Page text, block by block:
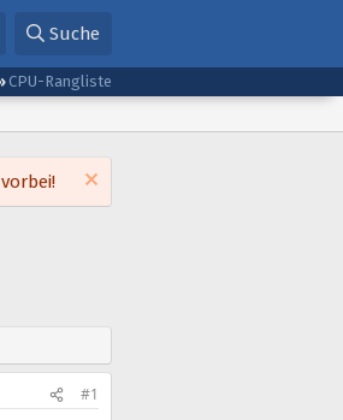
Suche
CPU-Rangliste
vorbei!
#1